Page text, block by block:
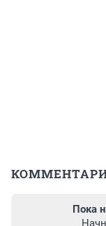
Пока